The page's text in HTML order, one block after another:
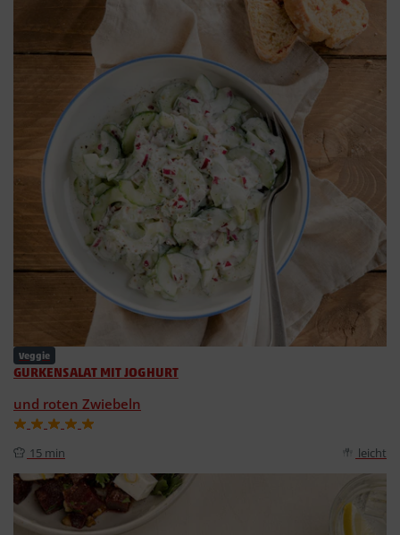
Veggie
GURKENSALAT MIT JOGHURT
und roten Zwiebeln
15 min leicht